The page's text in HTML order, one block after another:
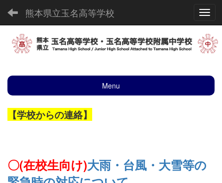
熊本県立玉名高等学校
Menu
【学校からの連絡】
〇(在校生向け)大雨・台風・大雪等の